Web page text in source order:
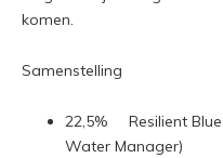
komen.
Samenstelling
22,5% Resilient Blue
Water Manager)